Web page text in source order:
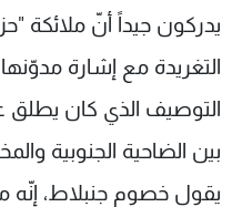
يدركون جيداً أنّ ملائكة
التغريدة مع إشارة
التوصيف الذي كان يطلق
بين الضاحية الجنوبية
يقول خصوم جنبلاط، إنّه